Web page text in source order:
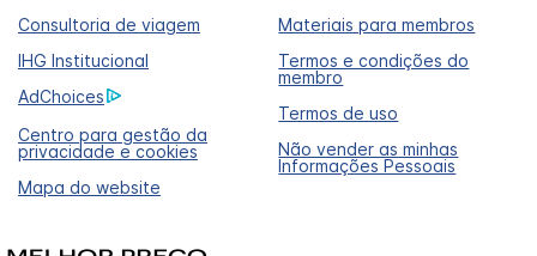
Consultoria de viagem
Materiais para membros
IHG Institucional
Termos e condições do
membro
AdChoices
Termos de uso
Centro para gestão da
privacidade e cookies
Não vender as minhas
Informações Pessoais
Mapa do website